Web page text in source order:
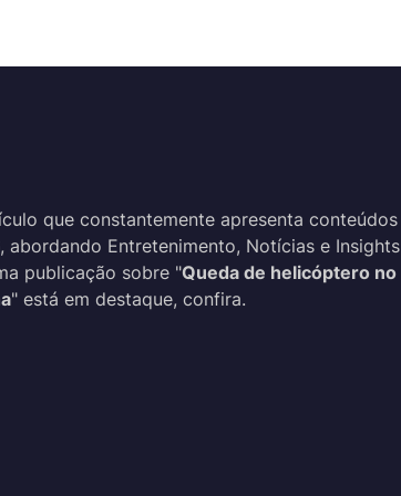
que constantemente apresenta conteúdos
abordando Entretenimento, Notícias e Insights
publicação sobre "Queda de helicóptero no
" está em destaque, confira.